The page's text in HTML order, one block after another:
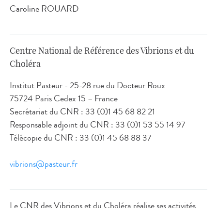
Caroline ROUARD
Centre National de Référence des Vibrions et du
Choléra
Institut Pasteur - 25-28 rue du Docteur Roux
75724 Paris Cedex 15 – France
Secrétariat du CNR : 33 (0)1 45 68 82 21
Responsable adjoint du CNR : 33 (0)1 53 55 14 97
Télécopie du CNR : 33 (0)1 45 68 88 37
vibrions@pasteur.fr